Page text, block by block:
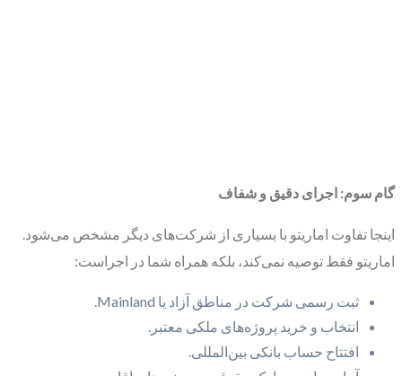
گام سوم: اجرای دقیق و شفاف
اینجا تفاوت اماریتو با بسیاری از شرکت‌های دیگر مشخص می‌شود.
اماریتو فقط توصیه نمی‌کند، بلکه همراه شما در اجراست:
ثبت رسمی شرکت در مناطق آزاد یا Mainland.
انتخاب و خرید پروژه‌های ملکی معتبر.
افتتاح حساب بانکی بین‌المللی.